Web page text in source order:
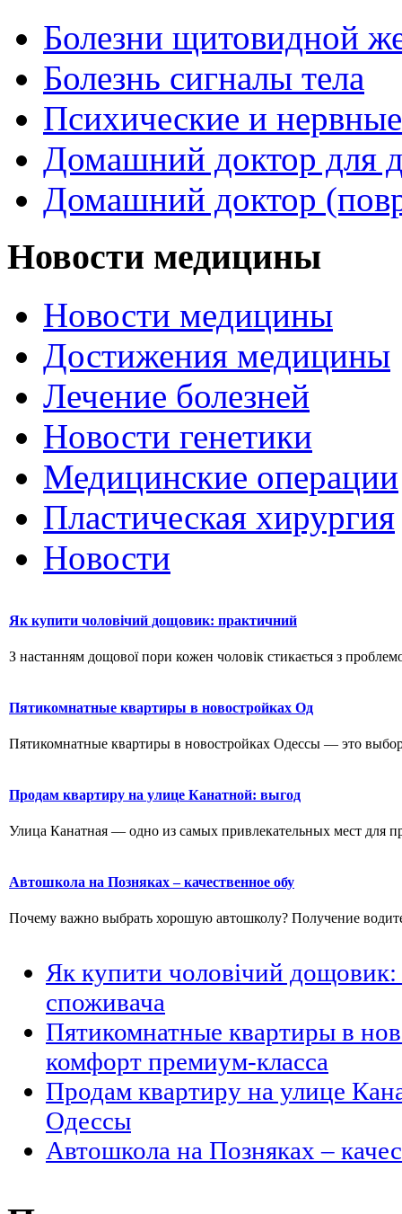
Болезни щитовидной
Болезнь сигналы тела
Психические и
Домашний доктор для
Домашний доктор
Новости медицины
Новости медицины
Достижения медицины
Лечение болезней
Новости генетики
Медицинские операции
Пластическая хирургия
Новости
Як купити чоловічий дощовик: практичний
З настанням дощової пори кожен чоловік стикається з
Пятикомнатные квартиры в новостройках Од
Пятикомнатные квартиры в новостройках Одессы — это
Продам квартиру на улице Канатной: выгод
Улица Канатная — одно из самых привлекательных мест для
Автошкола на Позняках – качественное обу
Почему важно выбрать хорошую автошколу? Получение
Як купити чоловічий дощовик:
споживача
Пятикомнатные квартиры в
комфорт премиум-класса
Продам квартиру на улице
Одессы
Автошкола на Позняках –